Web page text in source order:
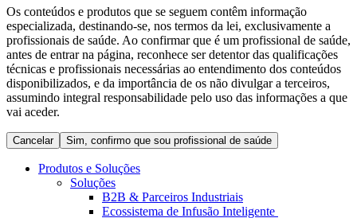
Terapias de Infusão
Terapia de Intervenção Vascular
Tratamento de Feridas
Tratamento de Sangue Extracorporal
Soluções
Terapias
Cuidados Domiciliários
Coordenamos os seus cuidados médicos quando recebe alta
do hospital. Para mais informações, visite a nossa página de
cuidados domiciliários.
Vagas disponíveis
Descubra as tuas oportunidades de carreira na B. Braun.
Pesquise no nosso mercado de trabalho global por perfis de
trabalho interessantes.
Empresa
Responsabilidade
Media
Os conteúdos e produtos que se seguem contêm informação
especializada, destinando-se, nos termos da lei, exclusivamente a
profissionais de saúde. Ao confirmar que é um profissional de saúde,
antes de entrar na página, reconhece ser detentor das qualificações
técnicas e profissionais necessárias ao entendimento dos conteúdos
disponibilizados, e da importância de os não divulgar a terceiros,
assumindo integral responsabilidade pelo uso das informações a que
vai aceder.
Cancelar Sim, confirmo que sou profissional de saúde
Produtos e Soluções
Soluções
B2B & Parceiros Industriais
Ecossistema de Infusão Inteligente